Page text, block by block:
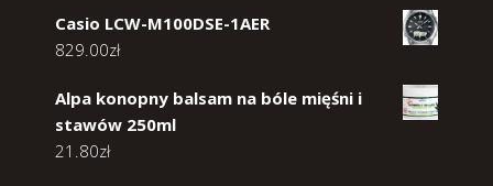
Casio LCW-M100DSE-1AER
829.00zł
Alpa konopny balsam na bóle mięśni i
stawów 250ml
21.80zł